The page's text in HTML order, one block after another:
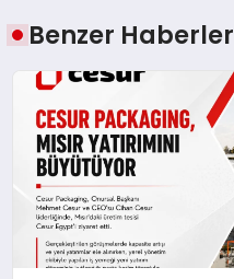
Benzer Haberler